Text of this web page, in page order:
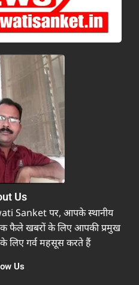
Us
Sanket पर, आपके स्थानीय
फैले खबरों के लिए आपकी प्रमुख
लिए गर्व महसूस करते हैं
Us